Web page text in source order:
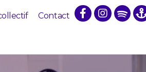
Contact